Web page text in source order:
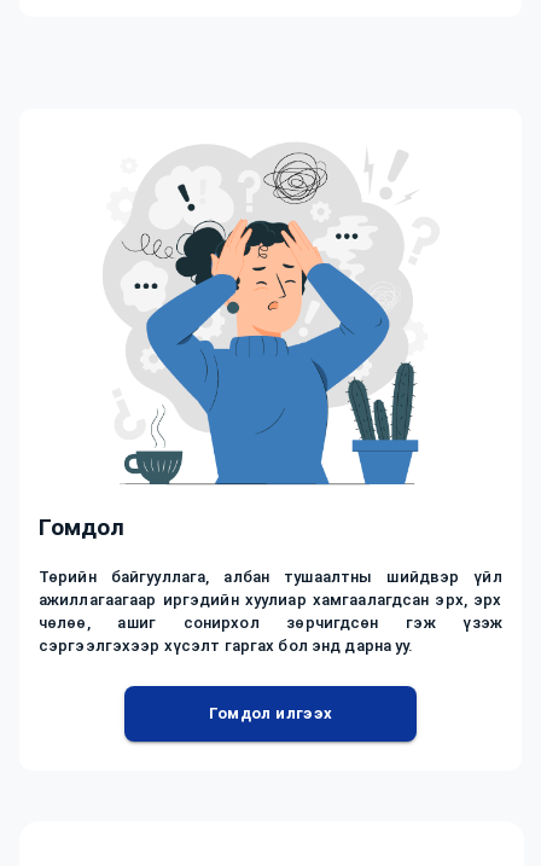
Гомдол
Төрийн байгууллага, албан тушаалтны шийдвэр үйл
ажиллагаагаар иргэдийн хуулиар хамгаалагдсан эрх, эрх
чөлөө, ашиг сонирхол зөрчигдсөн гэж үзэж
сэргээлгэхээр хүсэлт гаргах бол энд дарна уу.
Гомдол илгээх